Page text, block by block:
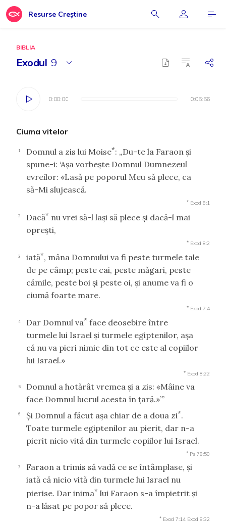
Resurse Creștine
BIBLIA
Exodul 9
0:00:00 0:05:56
0:00:00 0:05:56
Ciuma vitelor
1 Domnul a zis lui Moise*: „Du-te la Faraon şi
spune-i: ‘Aşa vorbeşte Domnul Dumnezeul
evreilor: «Lasă pe poporul Meu să plece, ca
să-Mi slujească.
* Exod 8:1
2 Dacă* nu vrei să-l laşi să plece şi dacă-l mai
opreşti,
* Exod 8:2
3 iată*, mâna Domnului va fi peste turmele tale
de pe câmp; peste cai, peste măgari, peste
cămile, peste boi şi peste oi, şi anume va fi o
ciumă foarte mare.
* Exod 7:4
4 Dar Domnul va* face deosebire între
turmele lui Israel şi turmele egiptenilor, aşa
că nu va pieri nimic din tot ce este al copiilor
lui Israel.»
* Exod 8:22
5
Domnul a hotărât vremea şi a zis: «Mâine va
face Domnul lucrul acesta în ţară.»’”
6 Şi Domnul a făcut aşa chiar de a doua zi*.
Toate turmele egiptenilor au pierit, dar n-a
pierit nicio vită din turmele copiilor lui Israel.
* Ps 78:50
7
Faraon a trimis să vadă ce se întâmplase, şi
iată că nicio vită din turmele lui Israel nu
pierise. Dar inima* lui Faraon s-a împietrit şi
n-a lăsat pe popor să plece.
* Exod 7:14 Exod 8:32